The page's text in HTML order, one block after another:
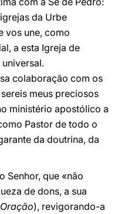
da Urbe
vos une, como
a esta Igreja de
colaboração com os
meus preciosos
ministério apostólico a
Pastor de todo o
da doutrina, da
Senhor, que «não
de dons, a sua
Oração), revigorando-a